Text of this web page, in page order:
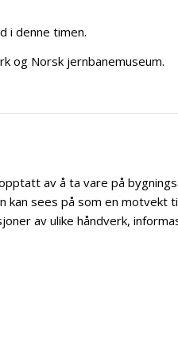
i denne timen.
og Norsk jernbanemuseum.
av å ta vare på
sees på som en
av ulike håndverk,